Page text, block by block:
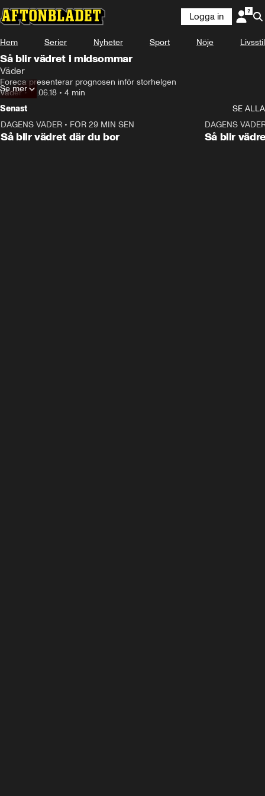
Logga in
Hem Serier Nyheter Sport Nöje Livsstil
Så blir vädret i midsommar
Väder
Foreca presenterar prognosen inför storhelgen
Väder• 15.06.18 • 4 min
Se mer
Senast
SE ALLA
DAGENS VÄDER • FÖR 29 MIN SEN
Så blir vädret där du bor
DAGENS
Så blir